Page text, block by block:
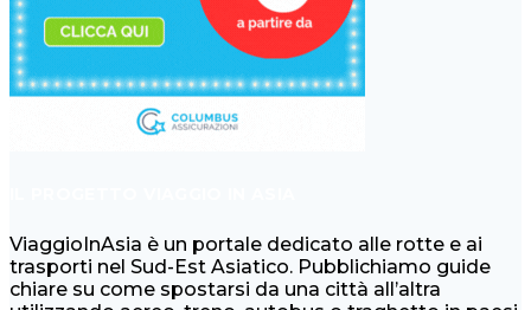
ViaggioInAsia è un portale dedicato alle rotte e ai
trasporti nel Sud-Est Asiatico. Pubblichiamo guide
chiare su come spostarsi da una città all’altra